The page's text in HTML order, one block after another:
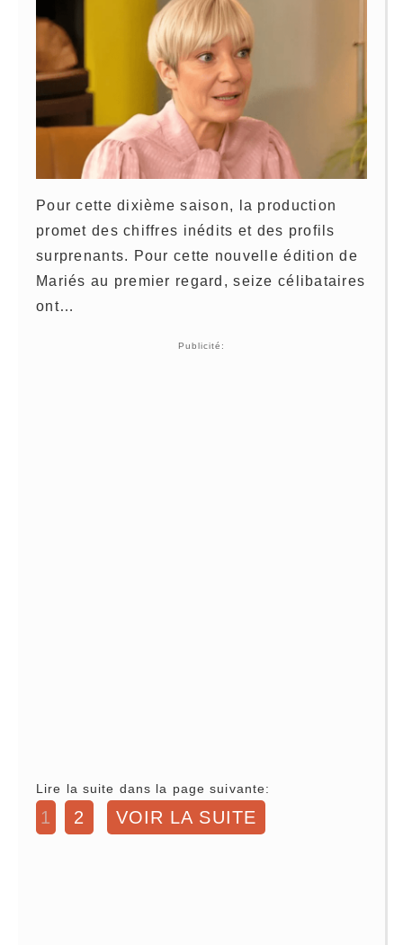
Pour cette dixième saison, la production
promet des chiffres inédits et des profils
surprenants. Pour cette nouvelle édition de
Mariés au premier regard , seize célibataires
ont…
Publicité:
Lire la suite dans la page suivante:
1 2 VOIR LA SUITE